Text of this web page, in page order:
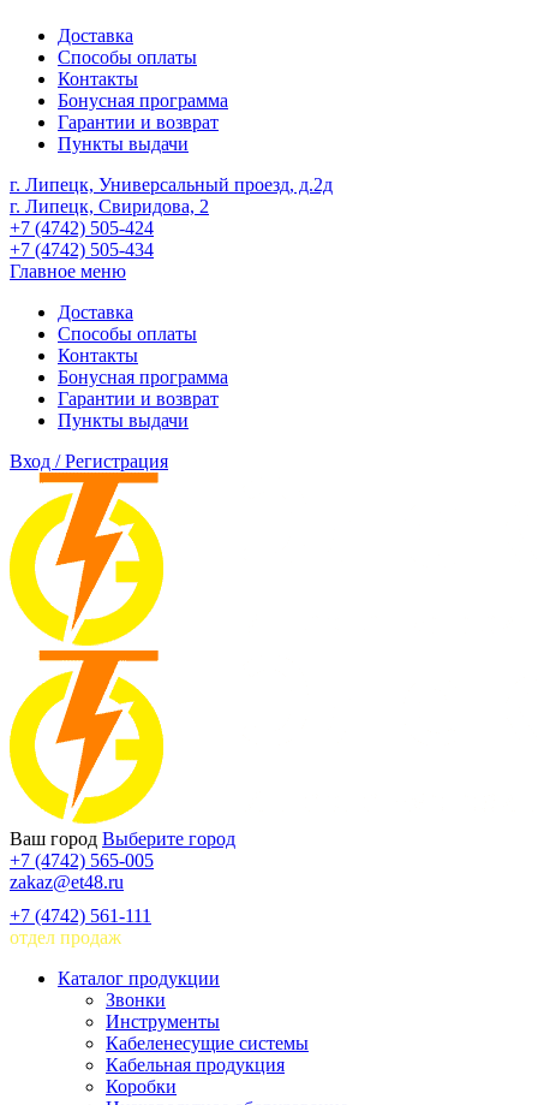
Доставка
Способы оплаты
Контакты
Бонусная программа
Гарантии и возврат
Пункты выдачи
г. Липецк, Универсальный проезд, д.2д
г. Липецк, Свиридова, 2
+7 (4742) 505-424
+7 (4742) 505-434
Главное меню
Доставка
Способы оплаты
Контакты
Бонусная программа
Гарантии и возврат
Пункты выдачи
Вход / Регистрация
Ваш город Выберите город
+7 (4742) 565-005
zakaz@et48.ru
+7 (4742) 561-111
отдел продаж
Каталог продукции
Звонки
Инструменты
Кабеленесущие системы
Кабельная продукция
Коробки